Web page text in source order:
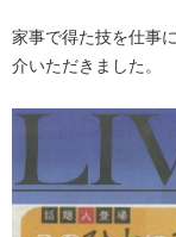
家事で得た技を仕事
介いただきました。